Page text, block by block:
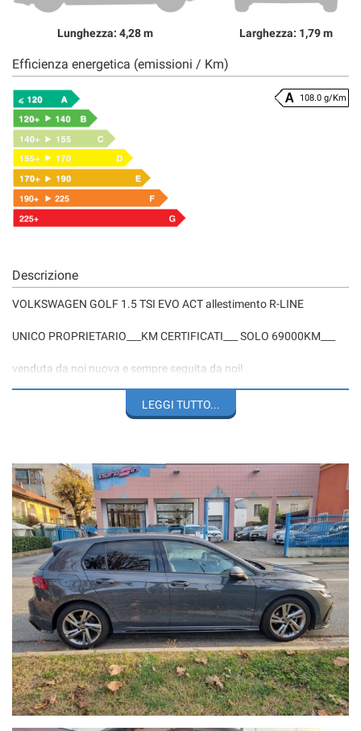
Lunghezza: 4,28 m Larghezza: 1,79 m
Efficienza energetica (emissioni / Km)
108.0 g/Km
Descrizione
VOLKSWAGEN GOLF 1.5 TSI EVO ACT allestimento R-LINE
UNICO PROPRIETARIO___KM CERTIFICATI___ SOLO 69000KM___
venduta da noi nuova e sempre seguita da noi!
CENTRALIZZATA/TUTTI I SISTEMI DI SICUREZZA e molto altro...
la vettura verrà venduta con un anno di garanzia legale di
conformità!
a richiesta del cliente offriamo finanziamenti su misura, polizze
furto incendio + servizi a condizioni molto vantaggiose e in più
estensione della garanzia convenzionali fino a 36 mesi.
OFFICINA INTERNA___ CARRO-ATTREZZI INTERNO___GOMMISTA e
CARROZZERIA CONVENZIONATA___
La dotazione tecnica e gli optional potrebbero in alcuni casi differire
dall'effettivo equipaggiamento della vettura. Si declina ogni
responsabilità per eventuali involontarie incongruenze, che non
rappresentano un impegno contrattuale. Ce ne scusiamo
LEGGI TUTTO...